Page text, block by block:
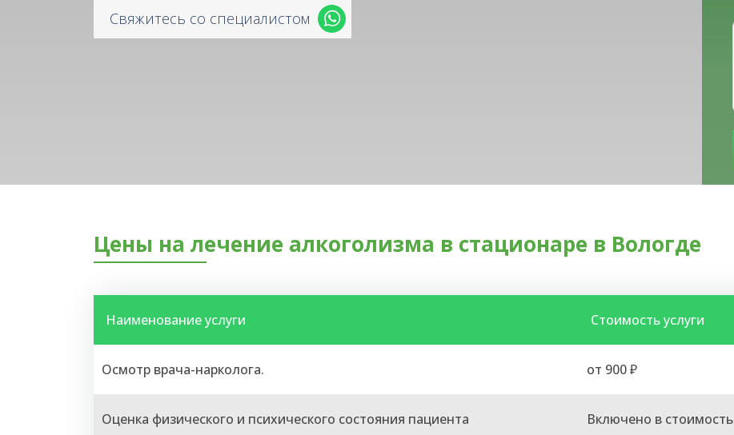
Свяжитесь со специалистом
Цены на лечение алкоголизма в стационаре в Вологде
Наименование услуги Стоимость услуги
Осмотр врача-нарколога. от 900 ₽
Оценка физического и психического состояния пациента Включено в стоимость